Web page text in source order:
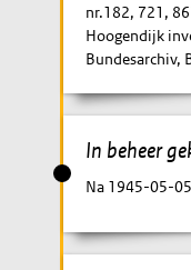
nr.182, 721,
Hoogendijk
Bundesarchiv,
In beheer
Na 1945-05-05